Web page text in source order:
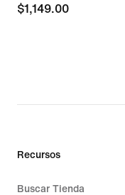
$1,149.00
$1,149.00
Recursos
Buscar Tienda